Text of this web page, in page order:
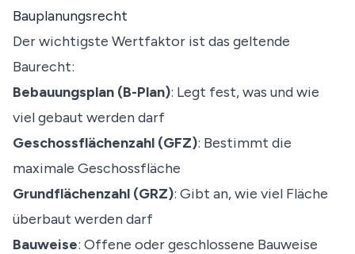
Bauplanungsrecht
Der wichtigste Wertfaktor ist das geltende
Baurecht:
Bebauungsplan (B-Plan): Legt fest, was und wie
viel gebaut werden darf
Geschossflächenzahl (GFZ): Bestimmt die
maximale Geschossfläche
Grundflächenzahl (GRZ): Gibt an, wie viel Fläche
überbaut werden darf
Bauweise: Offene oder geschlossene Bauweise